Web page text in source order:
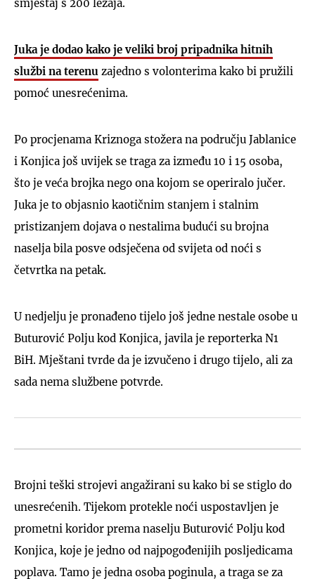
smještaj s 200 ležaja.
Juka je dodao kako je veliki broj pripadnika hitnih
službi na terenu zajedno s volonterima kako bi pružili
pomoć unesrećenima.
Po procjenama Kriznoga stožera na području Jablanice
i Konjica još uvijek se traga za između 10 i 15 osoba,
što je veća brojka nego ona kojom se operiralo jučer.
Juka je to objasnio kaotičnim stanjem i stalnim
pristizanjem dojava o nestalima budući su brojna
naselja bila posve odsječena od svijeta od noći s
četvrtka na petak.
U nedjelju je pronađeno tijelo još jedne nestale osobe u
Buturović Polju kod Konjica, javila je reporterka N1
BiH. Mještani tvrde da je izvučeno i drugo tijelo, ali za
sada nema službene potvrde.
Brojni teški strojevi angažirani su kako bi se stiglo do
unesrećenih. Tijekom protekle noći uspostavljen je
prometni koridor prema naselju Buturović Polju kod
Konjica, koje je jedno od najpogođenijih posljedicama
poplava. Tamo je jedna osoba poginula, a traga se za